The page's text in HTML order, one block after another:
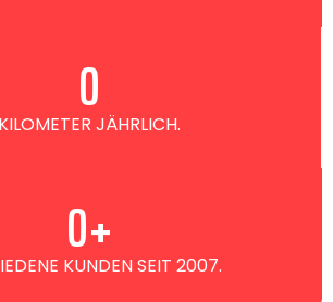
KILOMETER JÄHRLICH.
0
KUNDEN SEIT 2007.
0+